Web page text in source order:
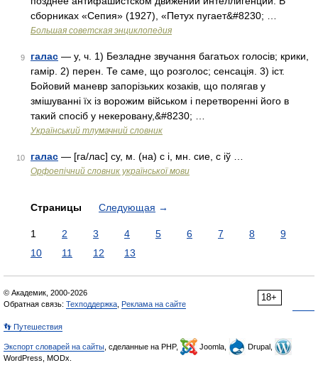
сборниках «Сепия» (1927), «Петух пугает&#8230; …
Большая советская энциклопедия
9 галас — у, ч. 1) Безладне звучання багатьох голосів; крики,
гамір. 2) перен. Те саме, що розголос; сенсація. 3) іст.
Бойовий маневр запорізьких козаків, що полягав у
змішуванні їх із ворожим військом і перетворенні його в
такий спосіб у некеровану,&#8230; …
Український тлумачний словник
10 галас — [га/лас] су, м. (на) с і, мн. сие, с іў …
Орфоепічний словник української мови
Страницы Следующая →
1 2 3 4 5 6 7 8
9
10
11 12 13
18+
© Академик, 2000-2026
Обратная связь: Техподдержка Реклама на сайте
👣 Путешествия
Экспорт словарей на сайты , сделанные на PHP, Joomla,
Drupal,
WordPress, MODx.